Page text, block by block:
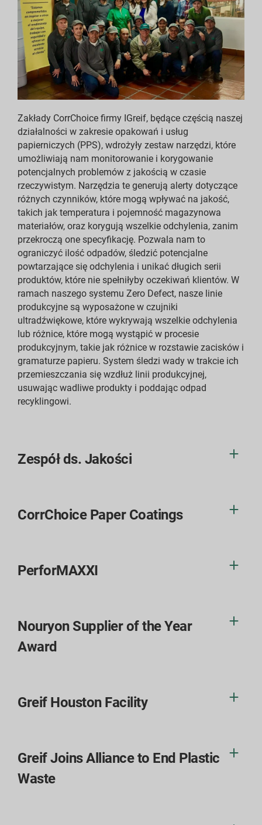
Pobieranie raportów
Indeksy raportowania ESG
Pobieranie raportów
Zakłady CorrChoice firmy IGreif, będące częścią naszej
działalności w zakresie opakowań i usług
papierniczych (PPS), wdrożyły zestaw narzędzi, które
umożliwiają nam monitorowanie i korygowanie
potencjalnych problemów z jakością w czasie
rzeczywistym. Narzędzia te generują alerty dotyczące
różnych czynników, które mogą wpływać na jakość,
takich jak temperatura i pojemność magazynowa
materiałów, oraz korygują wszelkie odchylenia, zanim
przekroczą one specyfikację. Pozwala nam to
ograniczyć ilość odpadów, śledzić potencjalne
powtarzające się odchylenia i unikać długich serii
produktów, które nie spełniłyby oczekiwań klientów. W
ramach naszego systemu Zero Defect, nasze linie
produkcyjne są wyposażone w czujniki
ultradźwiękowe, które wykrywają wszelkie odchylenia
lub różnice, które mogą wystąpić w procesie
produkcyjnym, takie jak różnice w rozstawie zacisków i
gramaturze papieru. System śledzi wady w trakcie ich
przemieszczania się wzdłuż linii produkcyjnej,
usuwając wadliwe produkty i poddając odpad
recyklingowi.
Zespół ds. Jakości
CorrChoice Paper Coatings
PerforMAXXI
Nouryon Supplier of the Year
Award
Greif Houston Facility
Greif Joins Alliance to End Plastic
Waste